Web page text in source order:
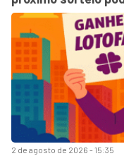
2 de agosto de 2026 - 15:35